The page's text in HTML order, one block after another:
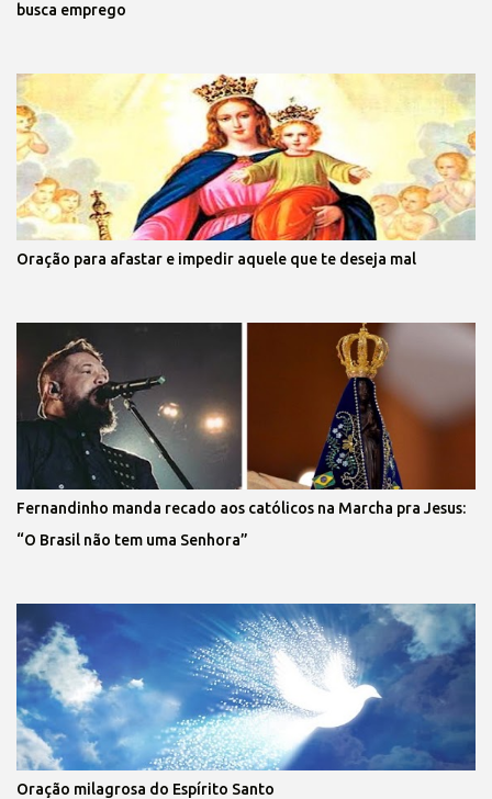
busca emprego
Oração para afastar e impedir aquele que te deseja mal
Fernandinho manda recado aos católicos na Marcha pra Jesus:
“O Brasil não tem uma Senhora”
Oração milagrosa do Espírito Santo